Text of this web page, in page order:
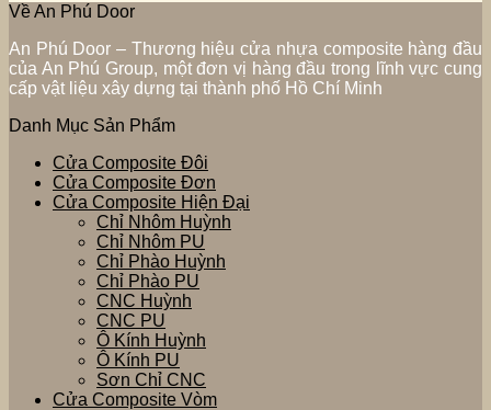
Về An Phú Door
An Phú Door – Thương hiệu cửa nhựa composite hàng đầu
của An Phú Group, một đơn vị hàng đầu trong lĩnh vực cung
cấp vật liệu xây dựng tại thành phố Hồ Chí Minh
Danh Mục Sản Phẩm
Cửa Composite Đôi
Cửa Composite Đơn
Cửa Composite Hiện Đại
Chỉ Nhôm Huỳnh
Chỉ Nhôm PU
Chỉ Phào Huỳnh
Chỉ Phào PU
CNC Huỳnh
CNC PU
Ô Kính Huỳnh
Ô Kính PU
Sơn Chỉ CNC
Cửa Composite Vòm